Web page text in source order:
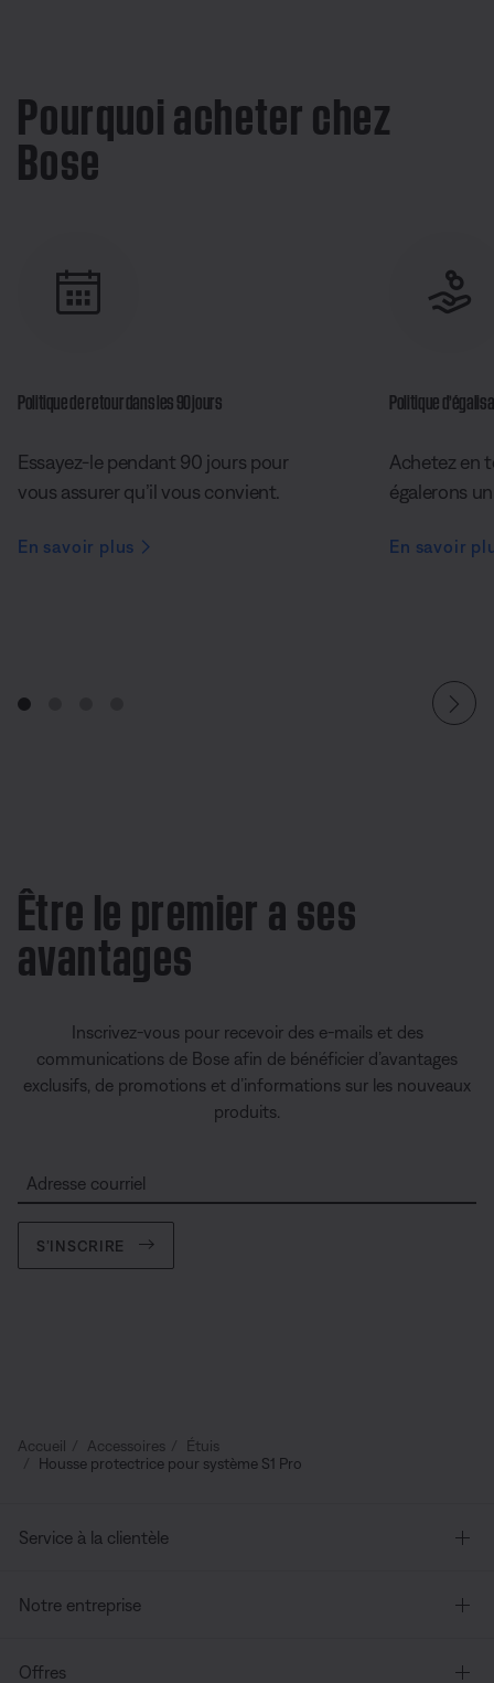
Pourquoi acheter chez
Bose
Politique de retour dans les 90 jours
Essayez-le pendant 90 jours pour
vous assurer qu’il vous convient.
En savoir plus
Politique
Achetez en
égalerons
En savoir
Être le premier a ses
avantages
Inscrivez-vous pour recevoir des e-mails et des
communications de Bose afin de bénéficier d’avantages
exclusifs, de promotions et d’informations sur les nouveaux
produits.
Adresse courriel
S’INSCRIRE
Accueil Accessoires
Étuis
Housse protectrice pour système S1 Pro
Service à la clientèle
Notre entreprise
Offres